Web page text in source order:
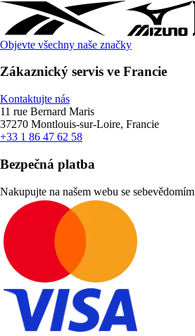
Objevte všechny naše značky
Zákaznický servis ve Francie
Kontaktujte nás
11 rue Bernard Maris
37270 Montlouis-sur-Loire, Francie
+33 1 86 47 62 58
Bezpečná platba
Nakupujte na našem webu se sebevědomím